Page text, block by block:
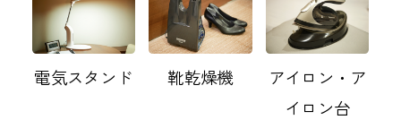
電気スタンド 靴乾燥機
アイロン・ア
イロン台